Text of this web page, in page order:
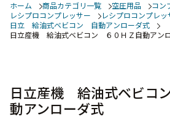
ホーム 商品カテゴリ一覧 空圧用品
コン
レシプロコンプレッサー
レシプロコンプレッ
日立 給油式ベビコン 自動アンローダ式
日立産機 給油式ベビコン ６０ＨＺ自動アン
日立産機 給油式ベビコ
動アンローダ式